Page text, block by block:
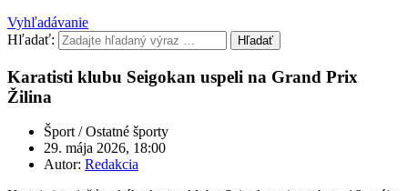
Vyhľadávanie
Hľadať:
Hľadať
Karatisti klubu Seigokan uspeli na Grand Prix
Žilina
Šport / Ostatné športy
29. mája 2026, 18:00
Autor: Redakcia